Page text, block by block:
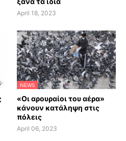
April 18, 2023
NEWS
«Οι αρουραίοι του αέρα»
κάνουν κατάληψη στις
πόλεις
April 06, 2023